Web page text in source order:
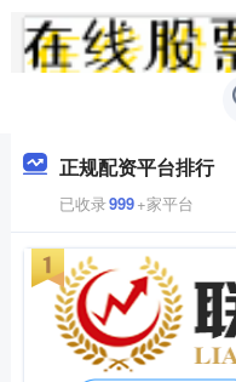
正规配资平台排行
已收录999+家平台